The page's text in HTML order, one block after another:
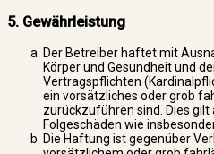
5. Gewährleistung
Der Betreiber haftet mit
Körper und Gesundheit und
Vertragspflichten
ein vorsätzliches oder grob
zurückzuführen sind. Dies
Folgeschäden wie
Die Haftung ist gegenüber